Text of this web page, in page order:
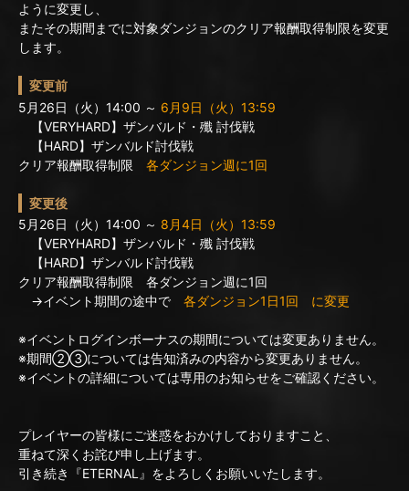
ように変更し、
またその期間までに対象ダンジョンのクリア報酬取得制限を変更
します。
変更前
5月26日（火）14:00 ～ 6月9日（火）13:59
【VERYHARD】ザンバルド・殲 討伐戦
【HARD】ザンバルド討伐戦
クリア報酬取得制限 各ダンジョン週に1回
変更後
5月26日（火）14:00 ～ 8月4日（火）13:59
【VERYHARD】ザンバルド・殲 討伐戦
【HARD】ザンバルド討伐戦
クリア報酬取得制限 各ダンジョン週に1回
→イベント期間の途中で 各ダンジョン1日1回 に変更
※イベントログインボーナスの期間については変更ありません。
※期間②③については告知済みの内容から変更ありません。
※イベントの詳細については専用のお知らせをご確認ください。
プレイヤーの皆様にご迷惑をおかけしておりますこと、
重ねて深くお詫び申し上げます。
引き続き『ETERNAL』をよろしくお願いいたします。